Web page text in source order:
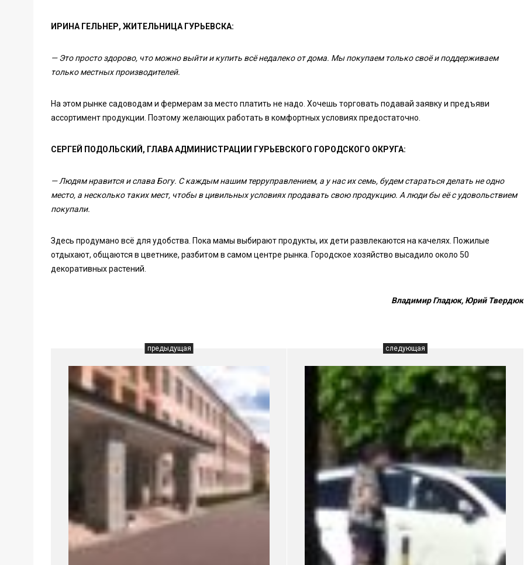
ИРИНА ГЕЛЬНЕР, ЖИТЕЛЬНИЦА ГУРЬЕВСКА:
— Это просто здорово, что можно выйти и купить всё недалеко от дома. Мы покупаем только своё и поддерживаем
только местных производителей.
На этом рынке садоводам и фермерам за место платить не надо. Хочешь торговать подавай заявку и предъяви
ассортимент продукции. Поэтому желающих работать в комфортных условиях предостаточно.
СЕРГЕЙ ПОДОЛЬСКИЙ, ГЛАВА АДМИНИСТРАЦИИ ГУРЬЕВСКОГО ГОРОДСКОГО ОКРУГА:
— Людям нравится и слава Богу. С каждым нашим терруправлением, а у нас их семь, будем стараться делать не одно
место, а несколько таких мест, чтобы в цивильных условиях продавать свою продукцию. А люди бы её с удовольствием
покупали.
Здесь продумано всё для удобства. Пока мамы выбирают продукты, их дети развлекаются на качелях. Пожилые
отдыхают, общаются в цветнике, разбитом в самом центре рынка. Городское хозяйство высадило около 50
декоративных растений.
Владимир Гладюк, Юрий Твердюк
предыдущая следующая